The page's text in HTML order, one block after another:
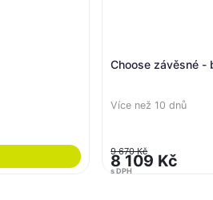
Choose závěsné -
Více než 10 dnů
9 670 Kč
8 109 Kč
s DPH